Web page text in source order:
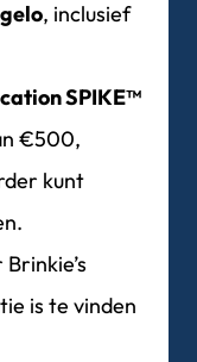
, inclusief
SPIKE™
€500,
kunt
is te vinden